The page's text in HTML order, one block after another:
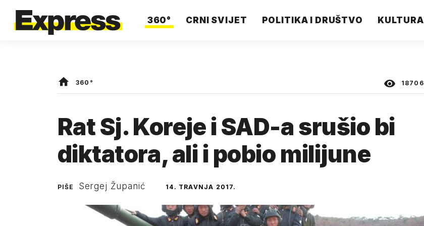
360° CRNI SVIJET POLITIKA I DRUŠTVO KULTURA
360° 18706
Rat Sj. Koreje i SAD-a srušio bi
diktatora, ali i pobio milijune
PIŠE Sergej Županić 14. TRAVNJA 2017.